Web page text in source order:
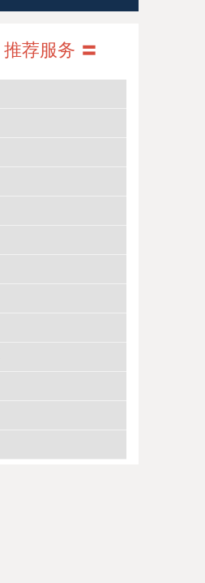
推荐服务 〓